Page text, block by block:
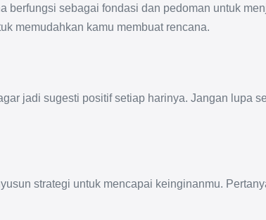
berfungsi sebagai fondasi dan pedoman untuk
memudahkan kamu membuat rencana.
jadi sugesti positif setiap harinya. Jangan lupa
strategi untuk mencapai keinginanmu.